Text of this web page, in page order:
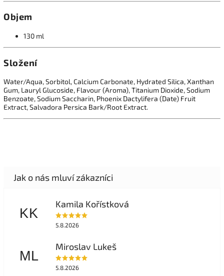
Objem
130 ml
Složení
Water/Aqua, Sorbitol, Calcium Carbonate, Hydrated Silica, Xanthan
Gum, Lauryl Glucoside, Flavour (Aroma), Titanium Dioxide, Sodium
Benzoate, Sodium Saccharin, Phoenix Dactylifera (Date) Fruit
Extract, Salvadora Persica Bark/Root Extract.
KK
Kamila Kořístková
5.8.2026
ML
Miroslav Lukeš
5.8.2026